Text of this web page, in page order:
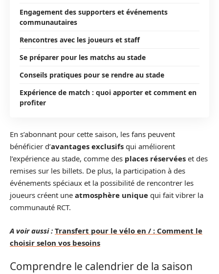
Engagement des supporters et événements
communautaires
Rencontres avec les joueurs et staff
Se préparer pour les matchs au stade
Conseils pratiques pour se rendre au stade
Expérience de match : quoi apporter et comment en
profiter
En s’abonnant pour cette saison, les fans peuvent
bénéficier d’avantages exclusifs qui améliorent
l’expérience au stade, comme des places réservées et des
remises sur les billets. De plus, la participation à des
événements spéciaux et la possibilité de rencontrer les
joueurs créent une atmosphère unique qui fait vibrer la
communauté RCT.
A voir aussi : Transfert pour le vélo en / : Comment le
choisir selon vos besoins
Comprendre le calendrier de la saison